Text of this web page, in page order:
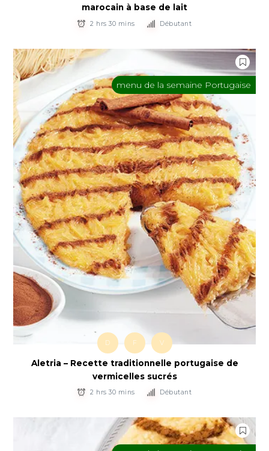
marocain à base de lait
2 hrs 30 mins Débutant
menu de la semaine Portugaise
D F V
Aletria – Recette traditionnelle portugaise de
vermicelles sucrés
2 hrs 30 mins Débutant